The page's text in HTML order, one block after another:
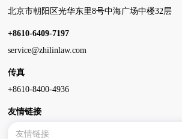
北京市朝阳区光华东里8号中海广场中楼32层
+8610-6409-7197
service@zhilinlaw.com
传真
+8610-8400-4936
友情链接
友情链接